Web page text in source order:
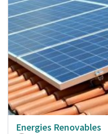
Energies Renovables